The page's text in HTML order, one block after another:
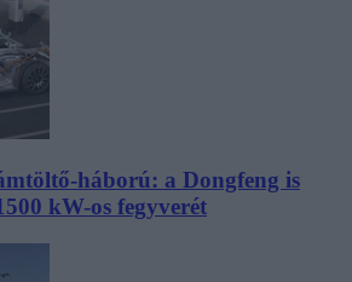
háború: a Dongfeng is
kW-os fegyverét